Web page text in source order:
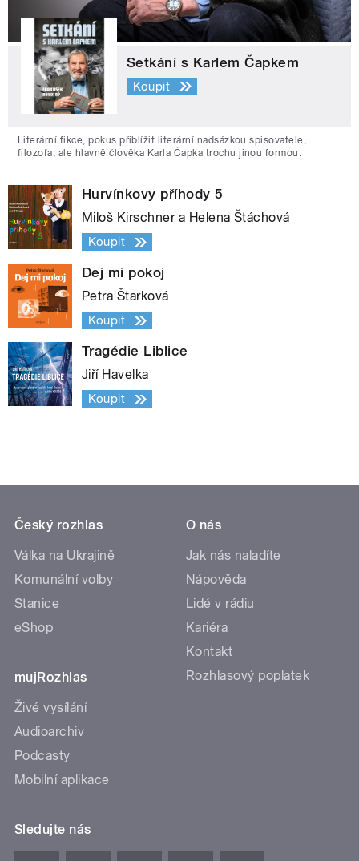
Setkání s Karlem Čapkem
Koupit
Literární fikce, pokus přiblížit literární nadsázkou spisovatele,
filozofa, ale hlavně člověka Karla Čapka trochu jinou formou.
Hurvínkovy příhody 5
Miloš Kirschner a Helena Štáchová
Koupit
Dej mi pokoj
Petra Štarková
Koupit
Tragédie Liblice
Jiří Havelka
Koupit
Český rozhlas
Válka na Ukrajině
Komunální volby
Stanice
eShop
mujRozhlas
Živé vysílání
Audioarchiv
Podcasty
Mobilní aplikace
O nás
Jak nás naladíte
Nápověda
Lidé v rádiu
Kariéra
Kontakt
Rozhlasový poplatek
Sledujte nás